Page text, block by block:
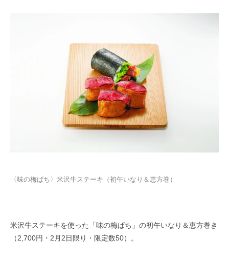
〈味の梅ばち〉米沢牛ステーキ（初午いなり＆恵方巻）
米沢牛ステーキを使った「味の梅ばち」の初午いなり＆恵方巻き
（2,700円・2月2日限り・限定数50）。